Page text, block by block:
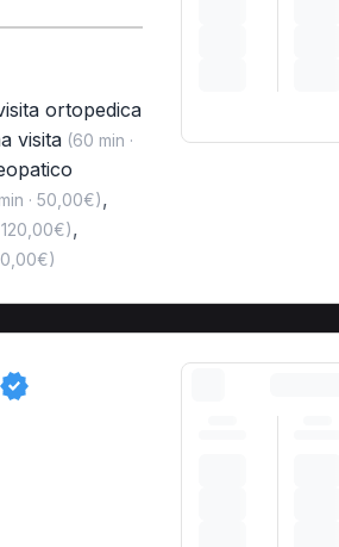
ortopedica
visita(60 min ·
· 50,00€),
120,00€),